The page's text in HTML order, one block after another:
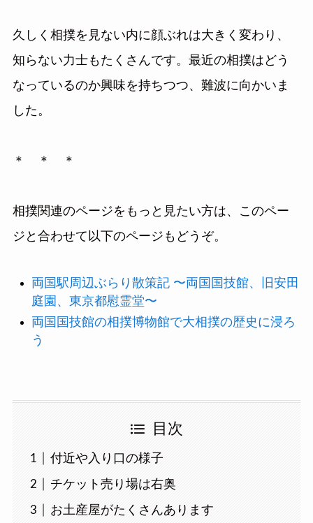
久しく相撲を見ない内に顔ぶれは大きく変わり、
知らない力士もたくさんです。最近の相撲はどう
なっているのか興味を持ちつつ、難波に向かいま
した。
＊ ＊ ＊
相撲関連のページをもっと見たい方は、このペー
ジと合わせて以下のページもどうぞ。
両国駅周辺ぶらり散策記 〜両国国技館、旧安田
庭園、東京都慰霊堂〜
両国国技館の相撲博物館で大相撲の歴史に浸ろ
う
目次
付近や入り口の様子
チケット売り場は右奥
お土産屋がたくさんあります